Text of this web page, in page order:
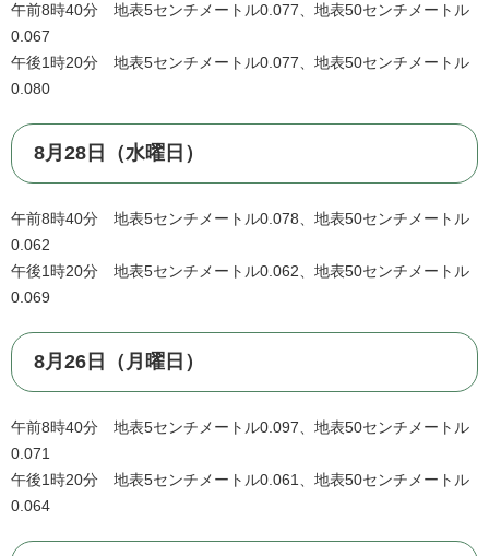
午前8時40分 地表5センチメートル0.077、地表50センチメートル
0.067
午後1時20分 地表5センチメートル0.077、地表50センチメートル
0.080
8月28日（水曜日）
午前8時40分 地表5センチメートル0.078、地表50センチメートル
0.062
午後1時20分 地表5センチメートル0.062、地表50センチメートル
0.069
8月26日（月曜日）
午前8時40分 地表5センチメートル0.097、地表50センチメートル
0.071
午後1時20分 地表5センチメートル0.061、地表50センチメートル
0.064